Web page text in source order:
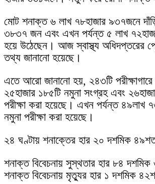
মোট শনাক্ত ৬ লাখ ৭৮হাজার ৯৩৭জনে
৩৮৩৭ জন এবং এখন পর্যন্ত ৫ লাখ
হয়ে উঠেছেন। আজ স্বাস্থ্য অধিদপ্তরের
তথ্য জানানো হয়েছে।
এতে আরো জানানো হয়, ২৪৩টি
২৫হাজার ১৮৫টি নমুনা সংগ্রহ এবং
পরীক্ষা করা হয়েছে। এখন পর্যন্ত ৪৯লাখ
নমুনা পরীক্ষা করা হয়েছে।
২৪ ঘণ্টায় শনাক্তের হার ২০ দশমিক
শনাক্ত বিবেচনায় সুস্থতার হার ৮৪
শনাক্ত বিবেচনায় মৃত্যুর হার ১ দশমিক